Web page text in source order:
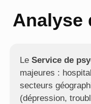
Analyse
Le Service de
majeures :
secteurs
(dépression,